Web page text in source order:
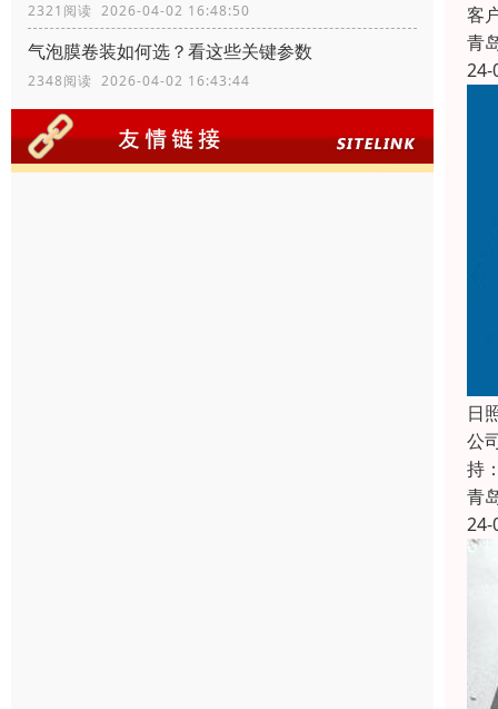
2321阅读 2026-04-02 16:48:50
气泡膜卷装如何选？看这些关键参数
2348阅读 2026-04-02 16:43:44
客
青
24-
日
公
持
青
24-